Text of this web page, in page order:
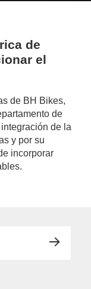
de
el
de BH Bikes,
de
de la
y por su
incorporar
author/jordi-